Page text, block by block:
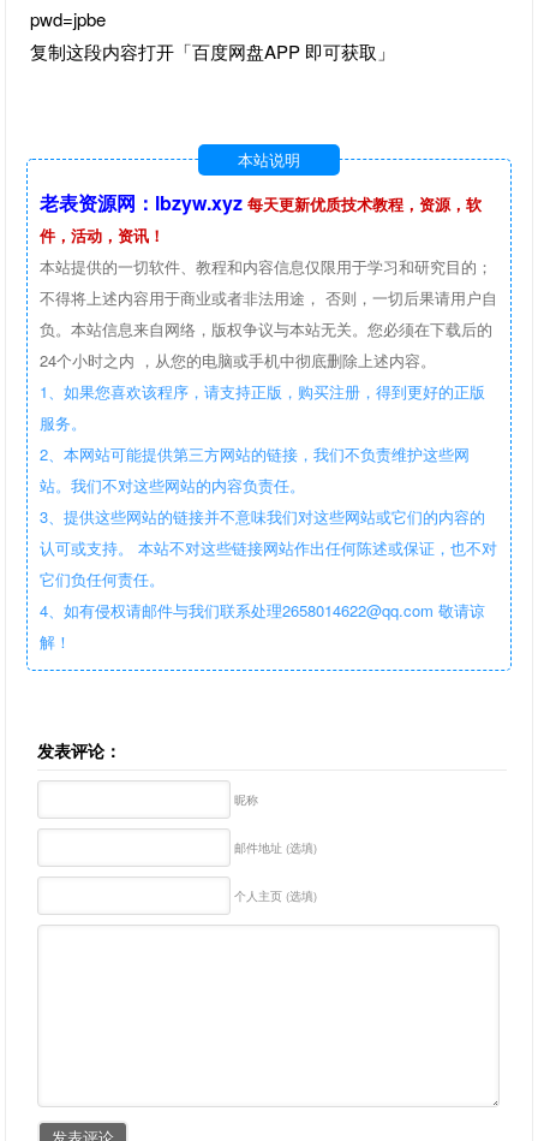
pwd=jpbe
复制这段内容打开「百度网盘APP 即可获取」
本站说明
老表资源网：lbzyw.xyz 每天更新优质技术教程，资源，软
件，活动，资讯！
本站提供的一切软件、教程和内容信息仅限用于学习和研究目的；
不得将上述内容用于商业或者非法用途， 否则，一切后果请用户自
负。本站信息来自网络，版权争议与本站无关。您必须在下载后的
24个小时之内 ，从您的电脑或手机中彻底删除上述内容。
1、如果您喜欢该程序，请支持正版，购买注册，得到更好的正版
服务。
2、本网站可能提供第三方网站的链接，我们不负责维护这些网
站。我们不对这些网站的内容负责任。
3、提供这些网站的链接并不意味我们对这些网站或它们的内容的
认可或支持。 本站不对这些链接网站作出任何陈述或保证，也不对
它们负任何责任。
4、如有侵权请邮件与我们联系处理2658014622@qq.com 敬请谅
解！
发表评论：
昵称
邮件地址 (选填)
个人主页 (选填)